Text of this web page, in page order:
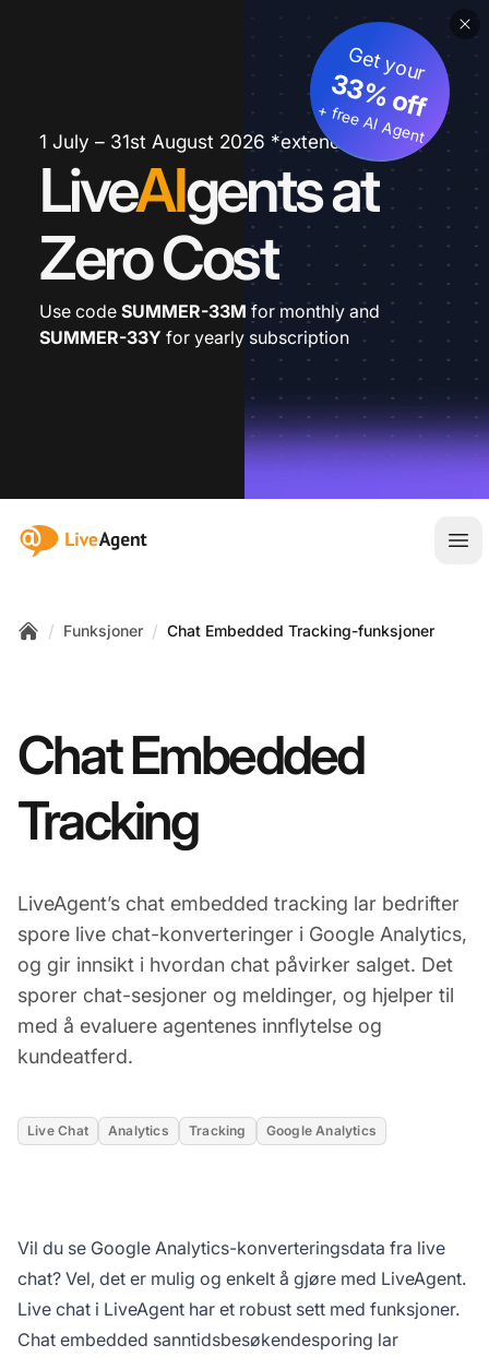
1 July – 31st August 2026 *extended
LiveAIgents at
Zero Cost
Get your
33% off
+ free AI Agent
Use code SUMMER-33M for monthly and
SUMMER-33Y for yearly subscription
:site.title
/ Funksjoner / Chat Embedded Tracking-funksjoner
Chat Embedded
Tracking
LiveAgent’s chat embedded tracking lar bedrifter
spore live chat-konverteringer i Google Analytics,
og gir innsikt i hvordan chat påvirker salget. Det
sporer chat-sesjoner og meldinger, og hjelper til
med å evaluere agentenes innflytelse og
kundeatferd.
Live Chat Analytics Tracking Google Analytics
Vil du se Google Analytics-konverteringsdata fra live
chat? Vel, det er mulig og enkelt å gjøre med LiveAgent.
Live chat i LiveAgent har et robust sett med funksjoner.
Chat embedded sanntidsbesøkendesporing lar